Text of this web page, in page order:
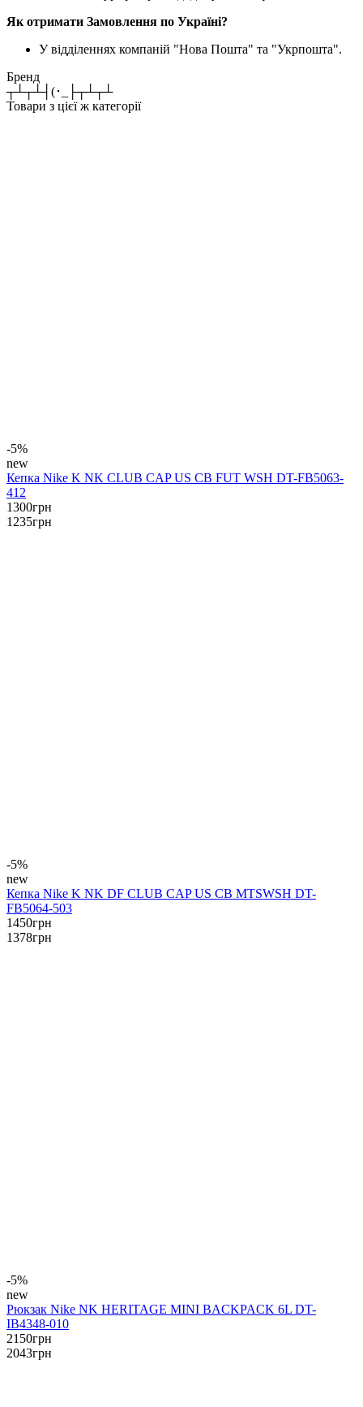
Як отримати Замовлення по Україні?
У відділеннях компаній "Нова Пошта" та "Укрпошта".
Бренд
┬┴┬┴┤(･_├┬┴┬┴
Товари з цієї ж категорії
-5%
new
Кепка Nike K NK CLUB CAP US CB FUT WSH DT-FB5063-
412
1300грн
1235грн
-5%
new
Кепка Nike K NK DF CLUB CAP US CB MTSWSH DT-
FB5064-503
1450грн
1378грн
-5%
new
Рюкзак Nike NK HERITAGE MINI BACKPACK 6L DT-
IB4348-010
2150грн
2043грн